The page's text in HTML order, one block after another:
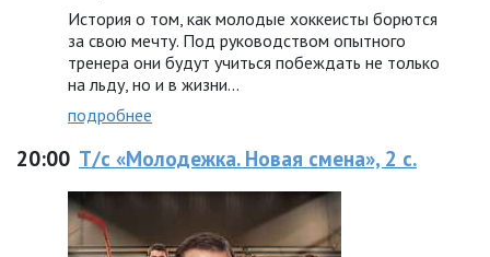
История о том, как молодые хоккеисты борются
за свою мечту. Под руководством опытного
тренера они будут учиться побеждать не только
на льду, но и в жизни…
подробнее
20:00 Т/с «Молодежка. Новая смена», 2 с.